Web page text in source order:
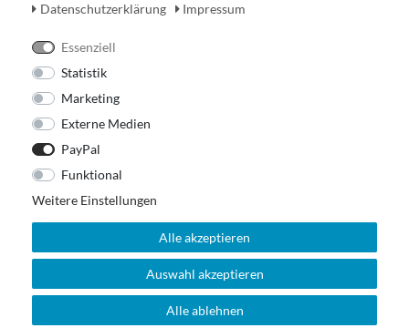
© 2026 Out Of The Box. All rights reserved.
Daten­schutz­erklärung
Impressum
Essenziell
Statistik
Marketing
Externe Medien
PayPal
Funktional
Weitere Einstellungen
Alle akzeptieren
Auswahl akzeptieren
Alle ablehnen